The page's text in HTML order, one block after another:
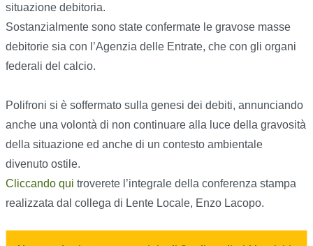
situazione debitoria.
Sostanzialmente sono state confermate le gravose masse
debitorie sia con l’Agenzia delle Entrate, che con gli organi
federali del calcio.
Polifroni si è soffermato sulla genesi dei debiti, annunciando
anche una volontà di non continuare alla luce della gravosità
della situazione ed anche di un contesto ambientale
divenuto ostile.
Cliccando qui troverete l’integrale della conferenza stampa
realizzata dal collega di Lente Locale, Enzo Lacopo.